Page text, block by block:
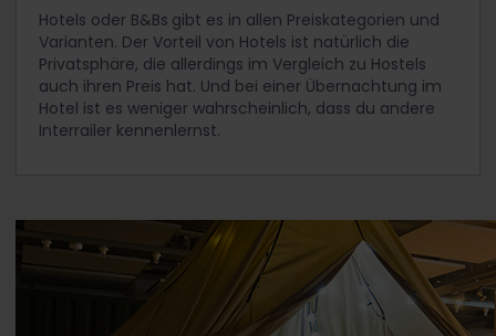
Hotels oder B&Bs gibt es in allen Preiskategorien und
Varianten. Der Vorteil von Hotels ist natürlich die
Privatsphäre, die allerdings im Vergleich zu Hostels
auch ihren Preis hat. Und bei einer Übernachtung im
Hotel ist es weniger wahrscheinlich, dass du andere
Interrailer kennenlernst.